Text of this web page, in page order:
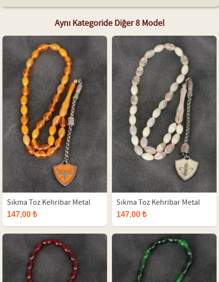
Aynı Kategoride Diğer 8 Model
Sıkma Toz Kehribar Metal
Selçuklu Arması İmameli
147,00 ₺
Sıkma Toz Kehribar Metal
Boşnak Lalesi İmameli Tesbih
147,00 ₺